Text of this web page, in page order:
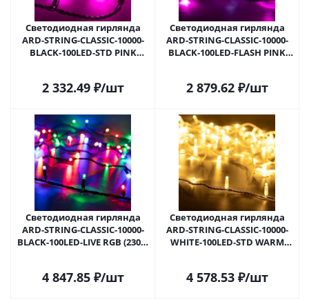
Светодиодная гирлянда
ARD-STRING-CLASSIC-10000-
BLACK-100LED-STD PINK
2 332.49₽/шт
Светодиодная гирлянда
ARD-STRING-CLASSIC-10000-
BLACK-100LED-FLASH PINK
2 879.62₽/шт
Светодиодная гирлянда
ARD-STRING-CLASSIC-10000-
BLACK-100LED-LIVE RGB (230V,
4 847.85₽/шт
Светодиодная гирлянда
ARD-STRING-CLASSIC-10000-
WHITE-100LED-STD WARM
4 578.53₽/шт